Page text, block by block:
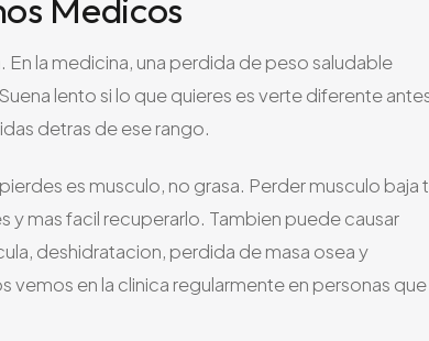
Medicos
la medicina, una perdida de peso saludable
lento si lo que quieres es verte diferente
detras de ese rango.
es musculo, no grasa. Perder musculo baja
y mas facil recuperarlo. Tambien puede causar
deshidratacion, perdida de masa osea y
en la clinica regularmente en personas que